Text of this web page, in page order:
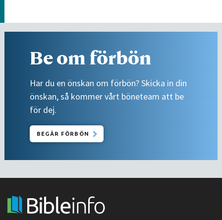
Be om förbön
Har du en önskan om förbön? Skicka in din
önskan, så kommer vårt böneteam att be
för dej.
BEGÄR FÖRBÖN